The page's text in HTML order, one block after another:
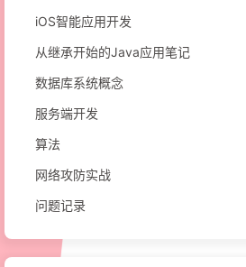
iOS智能应用开发
从继承开始的Java应用笔记
数据库系统概念
服务端开发
算法
网络攻防实战
问题记录